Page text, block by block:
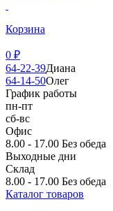
Корзина
0 ₽
64-22-39Диана
64-14-50Олег
График работы
пн-пт
сб-вс
Офис
8.00 - 17.00 Без обеда
Выходные дни
Склад
8.00 - 17.00 Без обеда
Каталог товаров